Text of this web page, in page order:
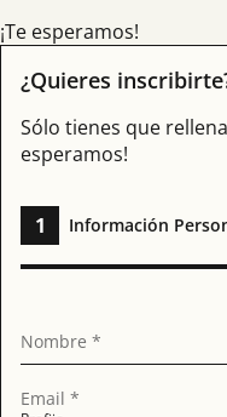
¡Te esperamos!
¿Quieres
Sólo tienes que
esperamos!
1 Información
Nombre *
Email *